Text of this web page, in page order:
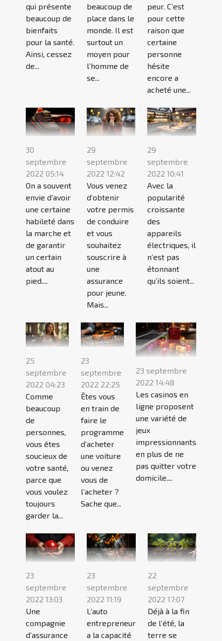
qui présente
beaucoup de
bienfaits
pour la santé.
Ainsi, cessez
de...
beaucoup de
place dans le
monde. Il est
surtout un
moyen pour
l’homme de
se...
peur. C’est
pour cette
raison que
certaine
personne
hésite
encore a
acheté une...
30
septembre
2022 05:14
On a souvent
envie d’avoir
une certaine
habileté dans
la marche et
de garantir
un certain
atout au
pied....
29
septembre
2022 12:42
Vous venez
d’obtenir
votre permis
de conduire
et vous
souhaitez
souscrire à
une
assurance
pour jeune.
Mais...
29
septembre
2022 10:41
Avec la
popularité
croissante
des
appareils
électriques, il
n’est pas
étonnant
qu’ils soient...
25
septembre
2022 04:23
Comme
beaucoup
de
personnes,
vous êtes
soucieux de
votre santé,
parce que
vous voulez
toujours
garder la...
23
septembre
2022 22:25
Êtes vous
en train de
faire le
programme
d’acheter
une voiture
ou venez
vous de
l’acheter ?
Sache que...
23 septembre
2022 14:48
Les casinos en
ligne proposent
une variété de
jeux
impressionnants
en plus de ne
pas quitter votre
domicile....
23
septembre
2022 13:03
Une
compagnie
d’assurance
23
septembre
2022 11:19
L’auto
entrepreneur
a la capacité
22
septembre
2022 17:07
Déjà à la fin
de l’été, la
terre se